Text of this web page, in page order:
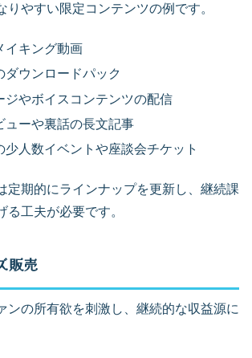
りやすい限定コンテンツの例です。
イキング動画
ダウンロードパック
ジやボイスコンテンツの配信
ューや裏話の長文記事
少人数イベントや座談会チケット
定期的にラインナップを更新し、継続課
る工夫が必要です。
販売
ンの所有欲を刺激し、継続的な収益源に